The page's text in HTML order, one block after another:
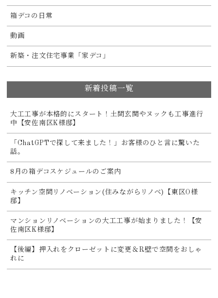
箱デコの日常
動画
新築・注文住宅事業「家デコ」
新着投稿一覧
大工工事が本格的にスタート！土間玄関やヌックも工事進行
中【安佐南区K様邸】
「ChatGPTで探して来ました！」お客様のひと言に驚いた
話。
8月の箱デコスケジュールのご案内
キッチン空間リノベーション(住みながらリノベ)【東区O様
邸】
マンションリノベーションの大工工事が始まりました！【安
佐南区K様邸】
【後編】押入れをクローゼットに変更＆R壁で空間をおしゃ
れに